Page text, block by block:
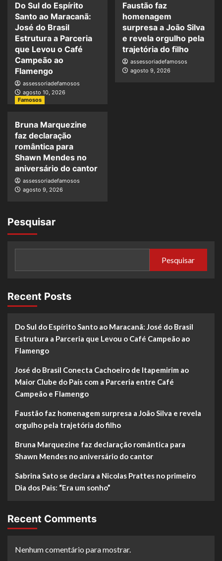
Do Sul do Espírito
Santo ao Maracanã:
José do Brasil
Estrutura a Parceria
que Levou o Café
Campeão ao
Flamengo
assessoriadefamosos
agosto 10, 2026
Faustão faz
homenagem
surpresa a João Silva
e revela orgulho pela
trajetória do filho
assessoriadefamosos
agosto 9, 2026
Famosos
Bruna Marquezine
faz declaração
romântica para
Shawn Mendes no
aniversário do cantor
assessoriadefamosos
agosto 9, 2026
Pesquisar
Pesquisar
Recent Posts
Do Sul do Espírito Santo ao Maracanã: José do Brasil
Estrutura a Parceria que Levou o Café Campeão ao
Flamengo
José do Brasil Conecta Cachoeiro de Itapemirim ao
Maior Clube do País com a Parceria entre Café
Campeão e Flamengo
Faustão faz homenagem surpresa a João Silva e revela
orgulho pela trajetória do filho
Bruna Marquezine faz declaração romântica para
Shawn Mendes no aniversário do cantor
Sabrina Sato se declara a Nicolas Prattes no primeiro
Dia dos Pais: “Era um sonho”
Recent Comments
Nenhum comentário para mostrar.